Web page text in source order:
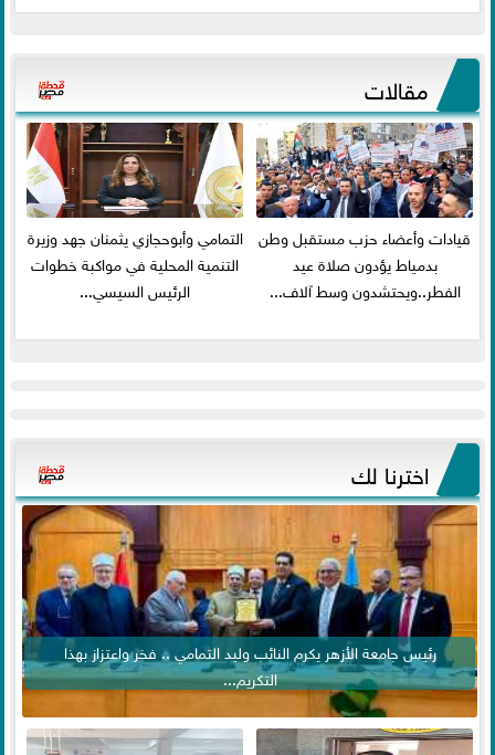
مقالات
قيادات وأعضاء حزب مستقبل وطن
بدمياط يؤدون صلاة عيد
الفطر..ويحتشدون وسط آلاف...
التمامي وأبوحجازي يثمنان جهد وزيرة
التنمية المحلية في مواكبة خطوات
الرئيس السيسي...
اخترنا لك
رئيس جامعة الأزهر يكرم النائب وليد التمامي .. فخر واعتزاز بهذا
التكريم...